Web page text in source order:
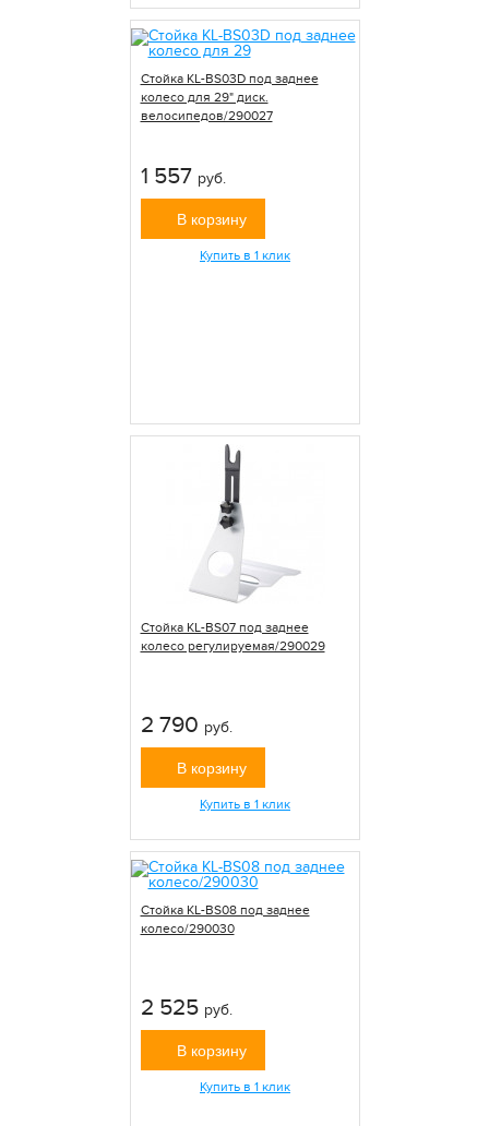
Стойка KL-BS03D под заднее
колесо для 29" диск.
велосипедов/290027
1 557 руб.
В корзину
Купить в 1 клик
Стойка KL-BS07 под заднее
колесо регулируемая/290029
2 790 руб.
В корзину
Купить в 1 клик
Стойка KL-BS08 под заднее
колесо/290030
2 525 руб.
В корзину
Купить в 1 клик